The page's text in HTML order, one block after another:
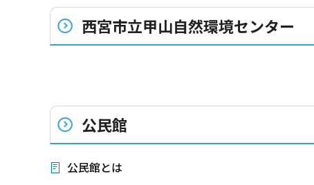
西宮市立甲山自然環境センター
公民館
公民館とは